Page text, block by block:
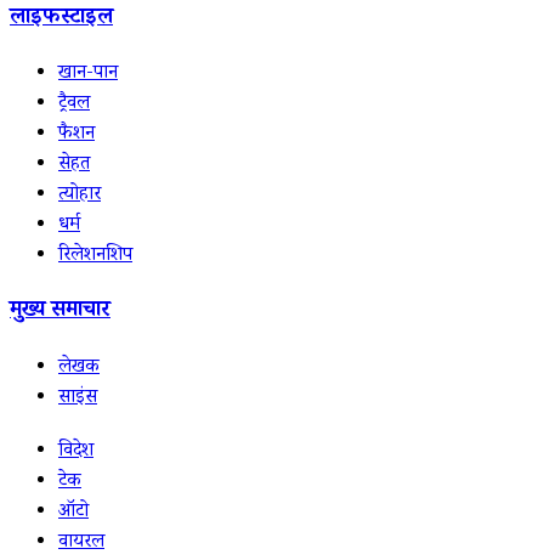
लाइफस्टाइल
खान-पान
ट्रैवल
फैशन
सेहत
त्योहार
धर्म
रिलेशनशिप
मुख्य समाचार
लेखक
साइंस
विदेश
टेक
ऑटो
वायरल